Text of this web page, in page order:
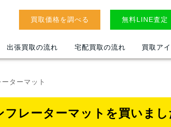
買取価格を調べる 無料LINE査定
出張買取の流れ 宅配買取の流れ 買取ア
ターマット
レーターマットを買いまし